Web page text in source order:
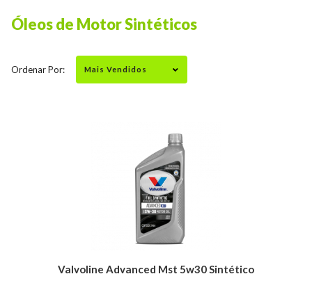
Óleos de Motor Sintéticos
Ordenar Por:
Valvoline Advanced Mst 5w30 Sintético